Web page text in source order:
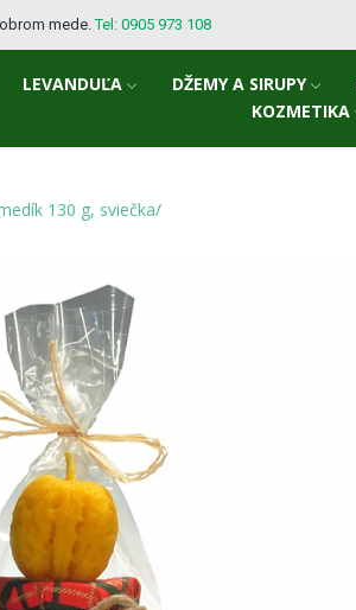
mede.Tel: 0905 973 108
LEVANDUĽA DŽEMY A SIRUPY
KOZMETIKA
130 g, sviečka/